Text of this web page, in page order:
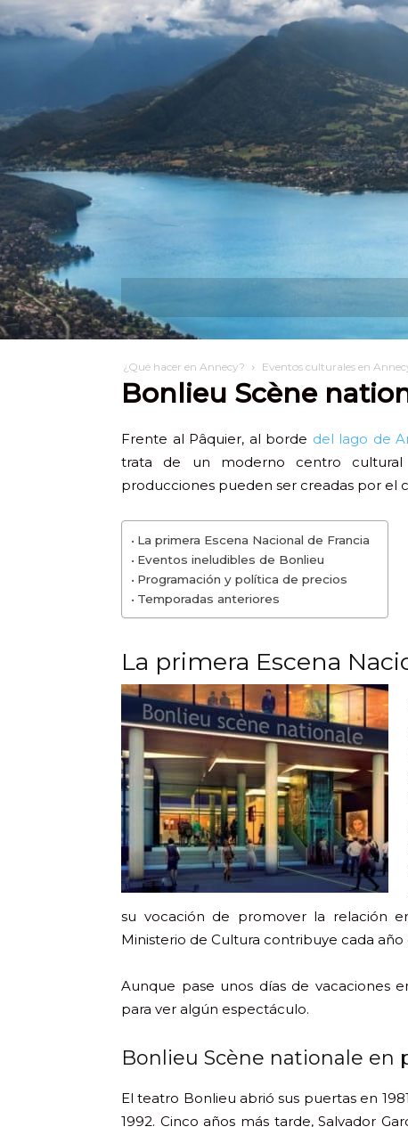
¿Qué
¿Qué hacer en Annecy? Eventos culturales en
Bonlieu Scène
Frente al Pâquier, al borde del lago de
trata de un moderno centro cultural
producciones pueden ser creadas por el
La primera Escena Nacional de Francia
Eventos ineludibles de Bonlieu
Programación y política de precios
Temporadas anteriores
La primera Escena
su vocación de promover la relación
Ministerio de Cultura contribuye cada
Aunque pase unos días de vacaciones
para ver algún espectáculo.
Bonlieu Scène nationale en
El teatro Bonlieu abrió sus puertas en
1992. Cinco años más tarde, Salvador